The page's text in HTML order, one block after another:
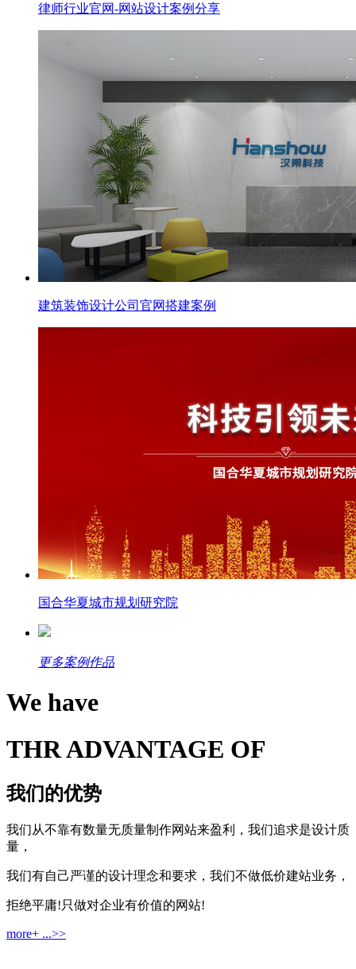
律师行业官网-网站设计案例分享
建筑装饰设计公司官网搭建案例
国合华夏城市规划研究院
更多案例作品
We have
THR ADVANTAGE OF
我们的优势
我们从不靠有数量无质量制作网站来盈利，我们追求是设计质
量，
我们有自己严谨的设计理念和要求，我们不做低价建站业务，
拒绝平庸!只做对企业有价值的网站!
more+ ...>>